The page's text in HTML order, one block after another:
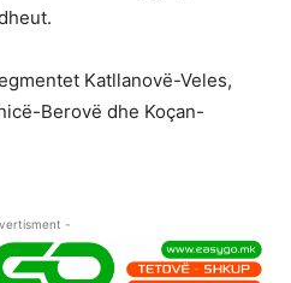
Katllanovë-Veles,
Berovë dhe Koçan-
-